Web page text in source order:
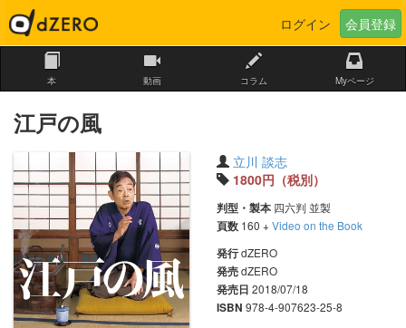
本 動画 コラム Myページ
江戸の風
立川 談志
1800円（税別）
判型・製本 四六判 並製
頁数 160 + Video on the Book
発行dZERO
発売dZERO
発売日 2018/07/18
ISBN 978-4-907623-25-8